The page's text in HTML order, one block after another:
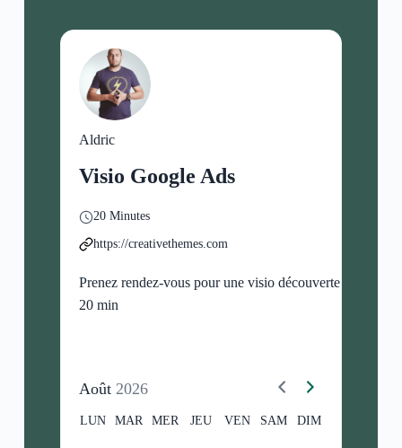
Aldric
Visio Google Ads
20 Minutes
https://creativethemes.com
Prenez rendez-vous pour une visio découverte de
20 min
Août 2026
LUN MAR MER JEU VEN SAM DIM